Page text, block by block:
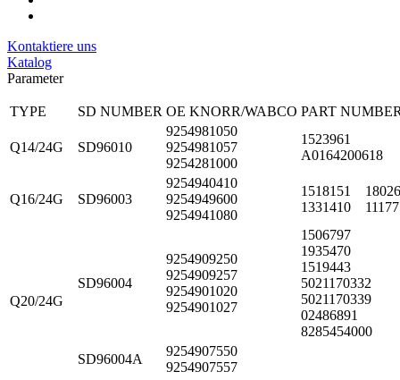
Kontaktiere uns
Katalog
Parameter
TYPE SD NUMBER OE KNORR/WABCO PART
Q14/24G SD96010
9254981050
9254981057
9254281000
1523961
A0164200618
Q16/24G SD96003
9254940410
9254949600
9254941080
1518151
1331410
Q20/24G
SD96004
9254909250
9254909257
9254901020
9254901027
1506797
1935470
1519443
5021170332
5021170339
02486891
8285454000
SD96004A
9254907550
9254907557